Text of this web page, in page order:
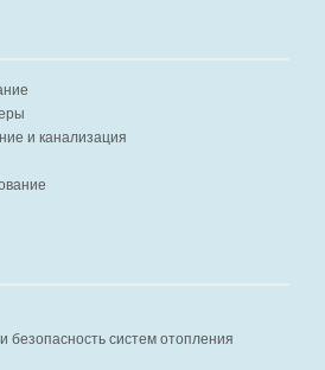
и канализация
безопасность систем отопления